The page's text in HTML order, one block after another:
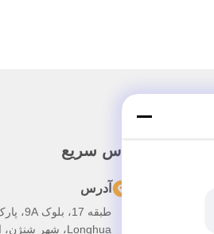
تماس سریع
آدرس
Longhua، شهر شنژن، استان گوانگدونگ، چین